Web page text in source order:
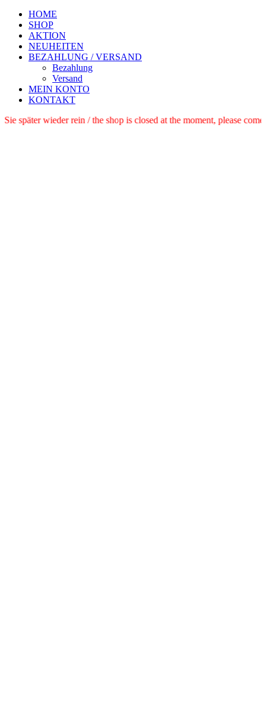
HOME
SHOP
AKTION
NEUHEITEN
BEZAHLUNG / VERSAND
Bezahlung
Versand
MEIN KONTO
KONTAKT
schauen Sie später wieder rein / the shop is closed at the moment,